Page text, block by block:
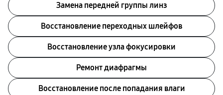
Замена передней группы линз
Восстановление переходных шлейфов
Восстановление узла фокусировки
Ремонт диафрагмы
Восстановление после попадания влаги